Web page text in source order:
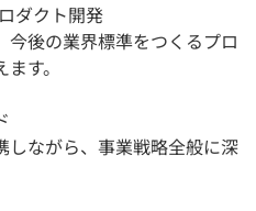
ダクト開発
後の業界標準をつくるプロ
す。
しながら、事業戦略全般に深